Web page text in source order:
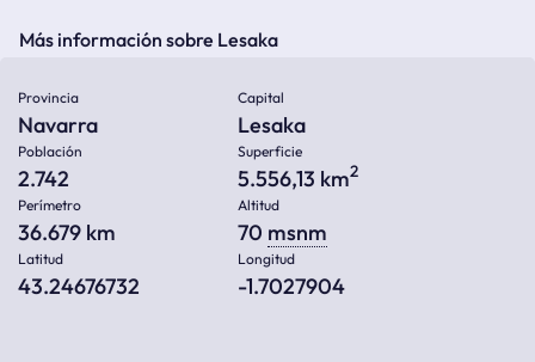
Más información sobre Lesaka
Provincia
Navarra
Capital
Lesaka
Población
2.742
Superficie
5.556,13 km2
Perímetro
36.679 km
Altitud
70 msnm
Latitud
43.24676732
Longitud
-1.7027904